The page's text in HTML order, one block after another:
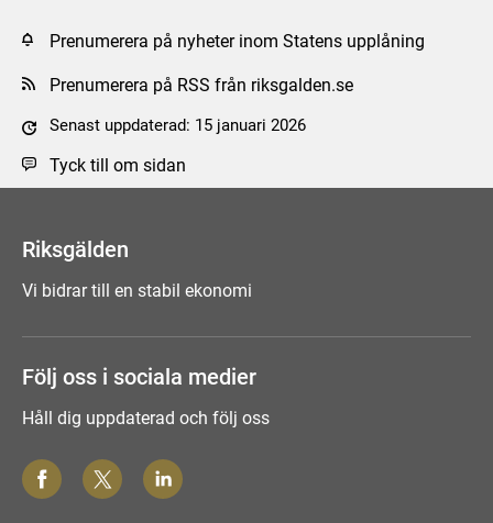
Prenumerera på nyheter inom Statens upplåning
Prenumerera på RSS från riksgalden.se
Senast uppdaterad: 15 januari 2026
Tyck till om sidan
Riksgälden
Vi bidrar till en stabil ekonomi
Följ oss i sociala medier
Håll dig uppdaterad och följ oss